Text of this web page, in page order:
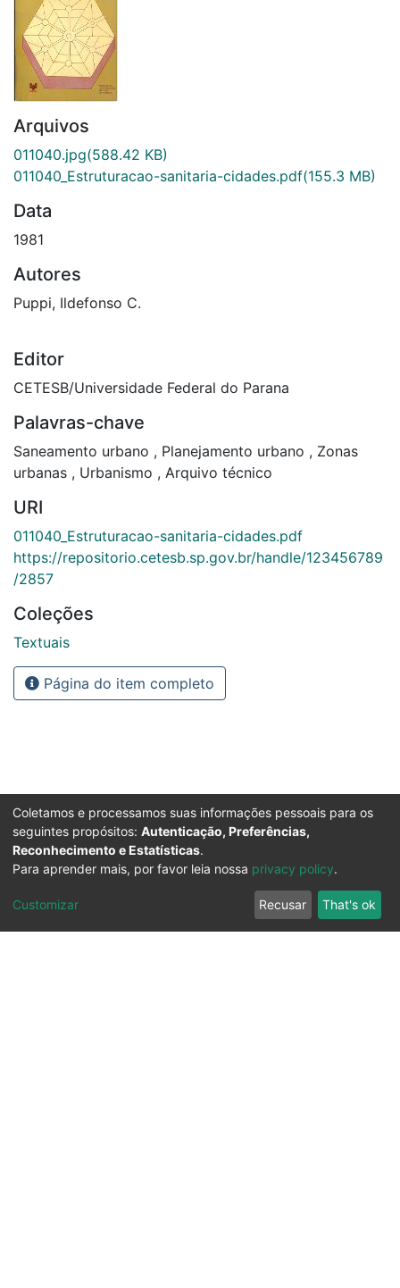
Fale Conosco
Arquivos
011040.jpg(588.42 KB)
011040_Estruturacao-sanitaria-cidades.pdf(155.3 MB)
Data
1981
Autores
Puppi, Ildefonso C.
Editor
CETESB/Universidade Federal do Parana
Palavras-chave
Saneamento urbano , Planejamento urbano , Zonas
urbanas , Urbanismo , Arquivo técnico
URI
011040_Estruturacao-sanitaria-cidades.pdf
https://repositorio.cetesb.sp.gov.br/handle/123456789
/2857
Coleções
Textuais
Página do item completo
Coletamos e processamos suas informações pessoais para os
seguintes propósitos: Autenticação, Preferências,
Reconhecimento e Estatísticas.
Para aprender mais, por favor leia nossa privacy policy.
Customizar Recusar That's ok